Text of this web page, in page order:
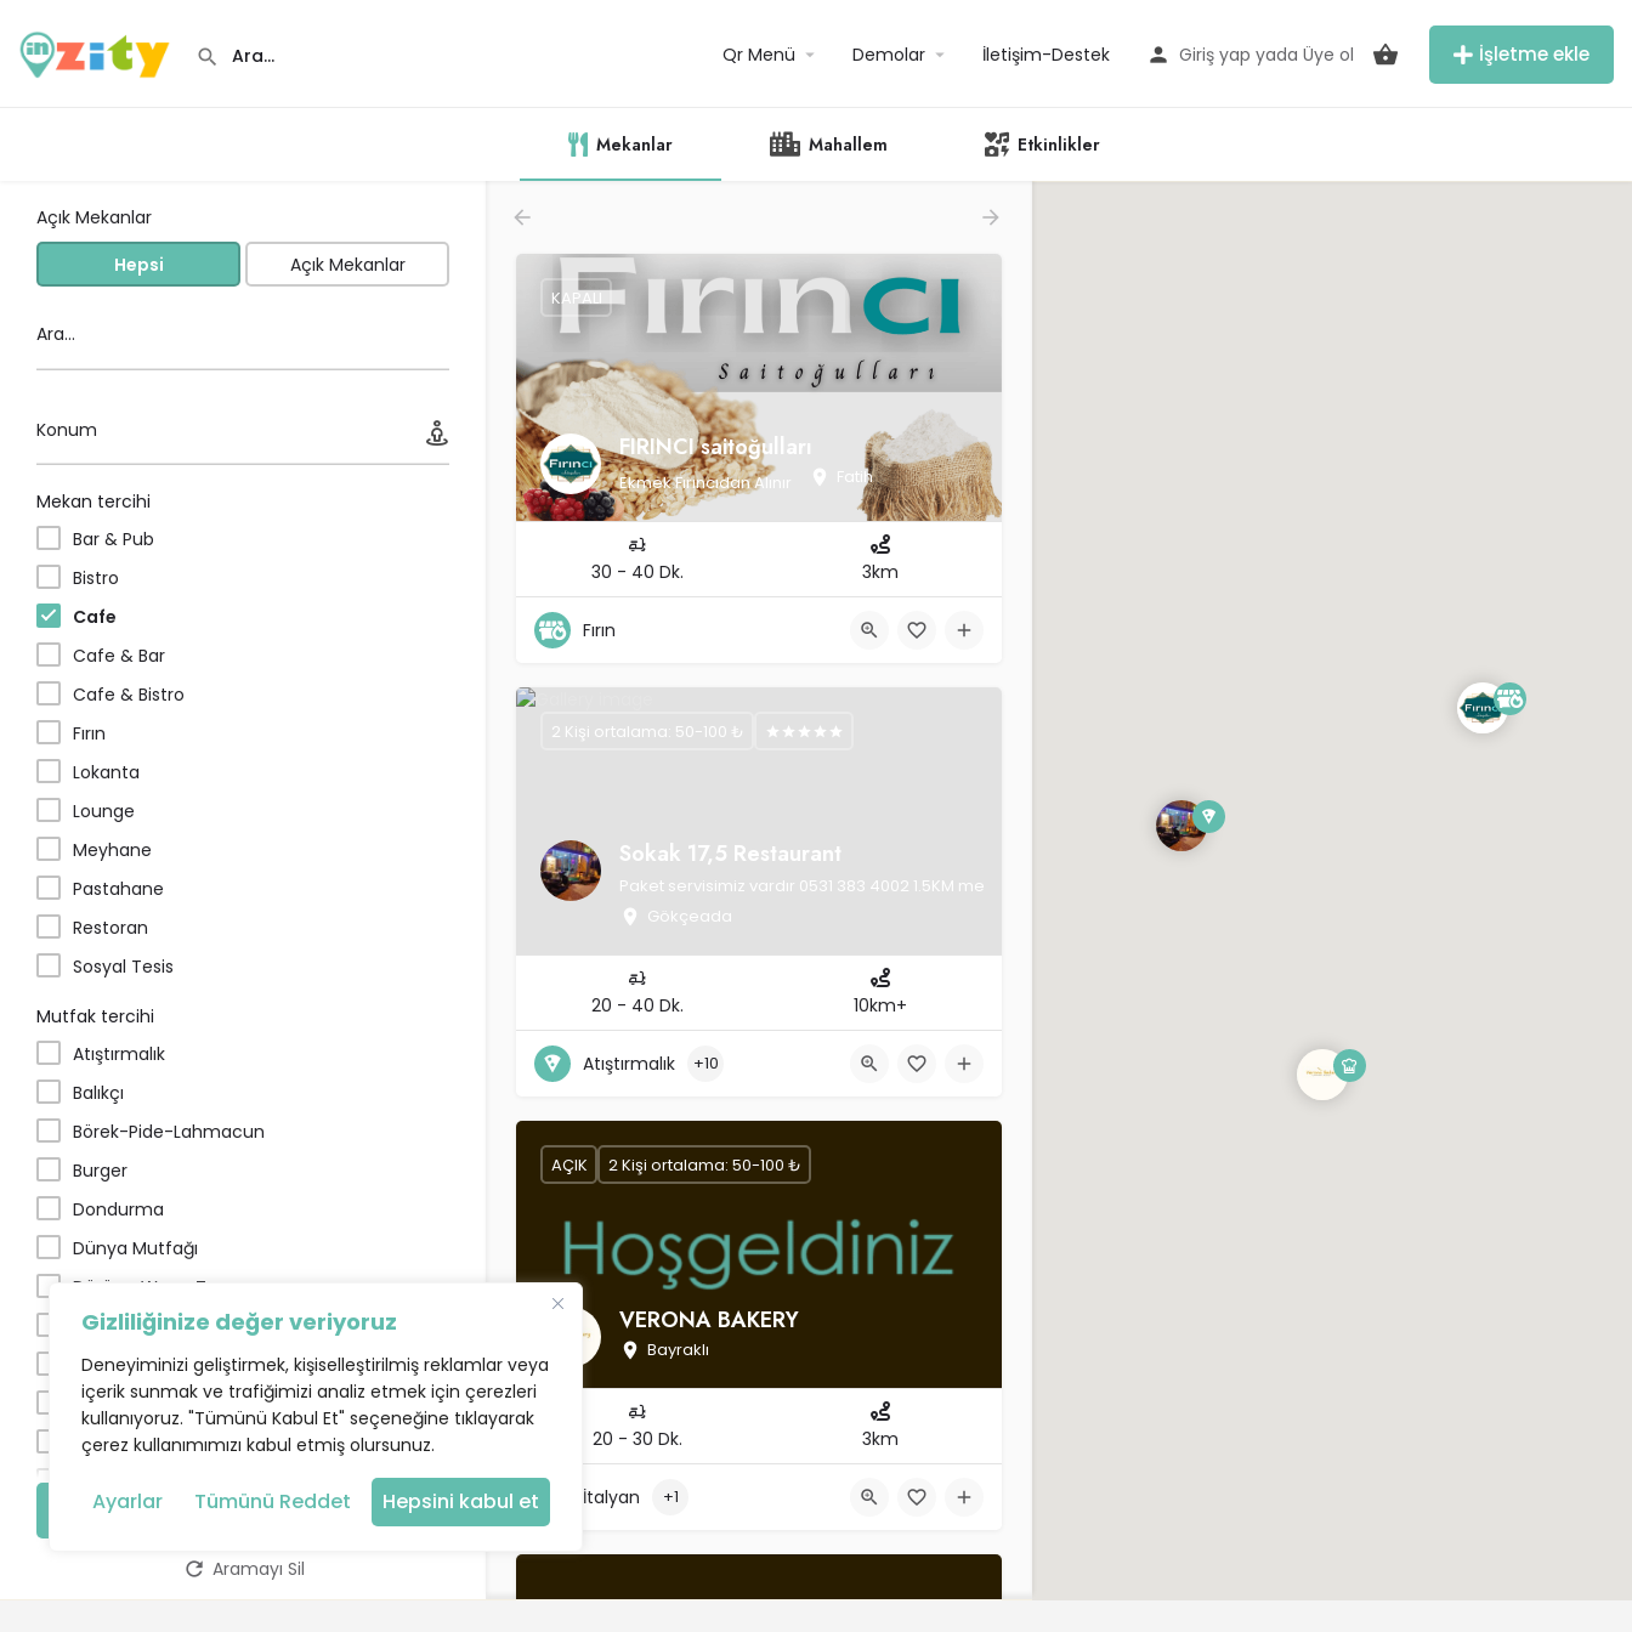
Gizliliğinize değer veriyoruz
Deneyiminizi geliştirmek, kişiselleştirilmiş reklamlar veya
içerik sunmak ve trafiğimizi analiz etmek için çerezleri
kullanıyoruz. "Tümünü Kabul Et" seçeneğine tıklayarak
çerez kullanımımızı kabul etmiş olursunuz.
Ayarlar Tümünü Reddet Hepsini kabul et
Qr Menü Demolar İletişim-Destek Giriş yap yada Üye ol İşletme ekle
Mekanlar Mahallem Etkinlikler
Açık Mekanlar
Hepsi
Açık Mekanlar
Ara...
Konum
Mekan tercihi
Bar & Pub
Bistro
Cafe
Cafe & Bar
Cafe & Bistro
Fırın
Lokanta
Lounge
Meyhane
Pastahane
Restoran
Sosyal Tesis
Mutfak tercihi
Atıştırmalık
Balıkçı
Börek-Pide-Lahmacun
Burger
Dondurma
Dünya Mutfağı
Dürüm-Wrap-Tacos
Ege Mutfağı
Et Restaurant
Fastfood
Fırın
Izgara
Kebapçı
Ara
Aramayı Sil
FIRINCI saitoğulları
Ekmek Fırıncıdan Alınır Fatih
KAPALI
30 - 40 Dk. 3km
Fırın
Sokak 17,5 Restaurant
Paket servisimiz vardır 0531 383 4002 1.5KM mesafe ücretsiz, sonraki her 1 km için 4TL
Gökçeada
2 Kişi ortalama: 50-100 ₺
20 - 40 Dk. 10km+
Atıştırmalık +10
VERONA BAKERY
Bayraklı
AÇIK 2 Kişi ortalama: 50-100 ₺
20 - 30 Dk. 3km
İtalyan +1